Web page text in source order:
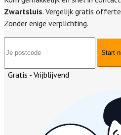
Zwartsluis. Vergelijk gratis
Zonder enige verplichting.
Start
Gratis - Vrijblijvend